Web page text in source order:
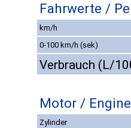
Fahrwerte /
km/h
0-100 km/h (sek)
Verbrauch (L/
Motor / Engine
Zylinder